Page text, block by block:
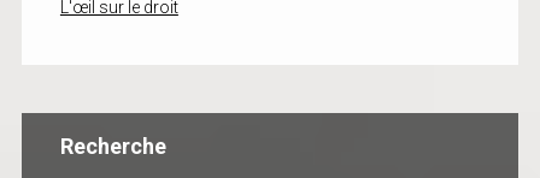
L'œil sur le droit
Recherche